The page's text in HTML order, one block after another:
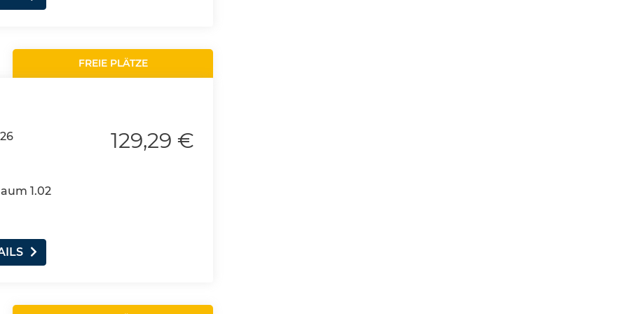
FREIE PLÄTZE
1.02
129,29 €